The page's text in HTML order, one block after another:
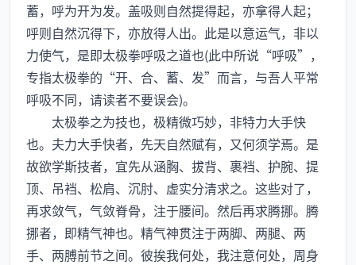
蓄，呼为开为发。盖吸则自然提得起，亦拿得人起；
呼则自然沉得下，亦放得人出。此是以意运气，非以
力使气，是即太极拳呼吸之道也(此中所说“呼吸”，
专指太极拳的“开、合、蓄、发”而言，与吾人平常
呼吸不同，请读者不要误会)。
太极拳之为技也，极精微巧妙，非特力大手快
也。夫力大手快者，先天自然赋有，又何须学焉。是
故欲学斯技者，宜先从涵胸、拔背、裹裆、护腕、提
顶、吊裆、松肩、沉肘、虚实分清求之。这些对了，
再求敛气，气敛脊骨，注于腰间。然后再求腾挪。腾
挪者，即精气神也。精气神贯注于两脚、两腿、两
手、两膊前节之间。彼挨我何处，我注意何处，周身